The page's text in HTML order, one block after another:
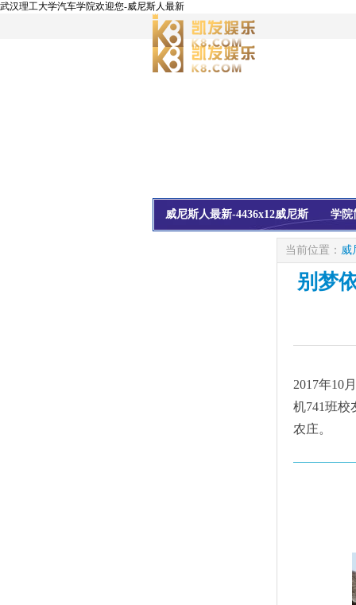
武汉理工大学汽车学院欢迎您-威尼斯人最新
威尼斯人最新-4436x12威尼斯 学院
当前位置： 威
别梦
2017年10
机741班校
农庄。